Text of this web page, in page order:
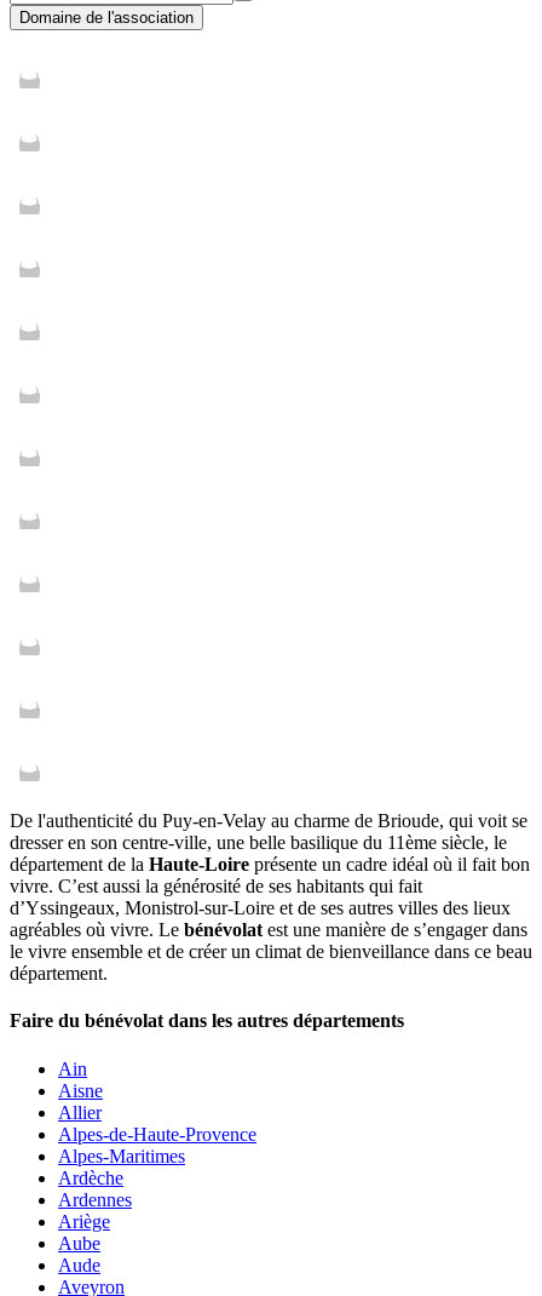
Domaine de l'association
De l'authenticité du Puy-en-Velay au charme de Brioude, qui voit se
dresser en son centre-ville, une belle basilique du 11ème siècle, le
département de la Haute-Loire présente un cadre idéal où il fait bon
vivre. C’est aussi la générosité de ses habitants qui fait
d’Yssingeaux, Monistrol-sur-Loire et de ses autres villes des lieux
agréables où vivre. Le bénévolat est une manière de s’engager dans
le vivre ensemble et de créer un climat de bienveillance dans ce beau
département.
Faire du bénévolat dans les autres départements
Ain
Aisne
Allier
Alpes-de-Haute-Provence
Alpes-Maritimes
Ardèche
Ardennes
Ariège
Aube
Aude
Aveyron